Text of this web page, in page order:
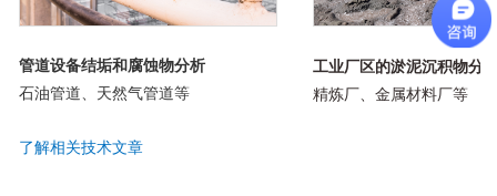
管道设备结垢和腐蚀物分析
石油管道、天然气管道等
了解相关技术文章
工业厂区的淤泥沉积物分
精炼厂、金属材料厂等